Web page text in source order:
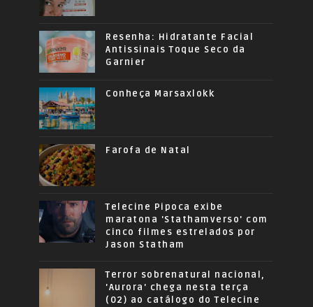
Resenha: Hidratante Facial
Antissinais Toque Seco da
Garnier
Conheça Marsaxlokk
Farofa de Natal
Telecine Pipoca exibe
maratona 'Stathamverso' com
cinco filmes estrelados por
Jason Statham
Terror sobrenatural nacional,
'Aurora' chega nesta terça
(02) ao catálogo do Telecine